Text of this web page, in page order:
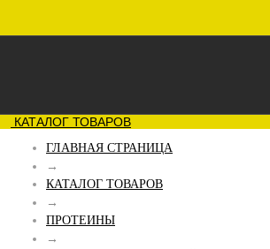
КАТАЛОГ ТОВАРОВ
ГЛАВНАЯ СТРАНИЦА
→
КАТАЛОГ ТОВАРОВ
→
ПРОТЕИНЫ
→